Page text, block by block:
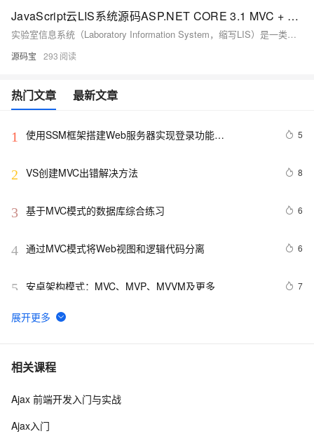
JavaScript云LIS系统源码ASP.NET CORE 3.1 MVC + SQLserver + Redis医院实验室信息系统源码 医院云LIS系统源码
实验室信息系统（Laboratory Information System，缩写LIS）是一类用来处理实验室过程信息的软件，云LIS系统围绕临床，云LIS系统将与云HIS系统建立起高度的业务整合，以体现“以病人为中心”的设计理念，优化就诊流程，方便患者就医。
源码宝 293
热门文章 最新文章
1
使用SSM框架搭建Web服务器实现登录功能
5
2 VS创建MVC出错解决方法 8
3 基于MVC模式的数据库综合练习 6
4 通过MVC模式将Web视图和逻辑代码分离 6
5 安卓架构模式：MVC、MVP、MVVM及更多 7
6 ExtJs十一(ExtJs Mvc图片管理之二)
7 【小家Spring】Spring MVC控制器中Handler的四种实现
@RequestMapping(中)
8 JSP中的MVC
相关课程
Ajax 前端开发入门与实战
Ajax入门